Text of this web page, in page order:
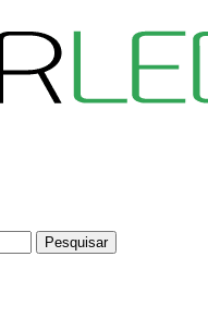
Pesquisar